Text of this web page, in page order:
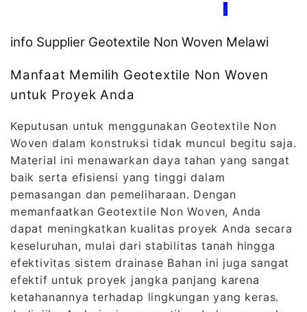
/
info Supplier Geotextile Non Woven Melawi
Manfaat Memilih Geotextile Non Woven
untuk Proyek Anda
Keputusan untuk menggunakan Geotextile Non
Woven dalam konstruksi tidak muncul begitu saja.
Material ini menawarkan daya tahan yang sangat
baik serta efisiensi yang tinggi dalam
pemasangan dan pemeliharaan. Dengan
memanfaatkan Geotextile Non Woven, Anda
dapat meningkatkan kualitas proyek Anda secara
keseluruhan, mulai dari stabilitas tanah hingga
efektivitas sistem drainase Bahan ini juga sangat
efektif untuk proyek jangka panjang karena
ketahanannya terhadap lingkungan yang keras.